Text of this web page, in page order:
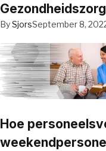
Gezondheidszorg
BySjorsSeptember 8,
Hoe